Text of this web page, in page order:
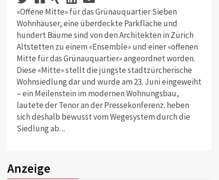
«Offene Mitte» für das Grünauquartier Sieben
Wohnhäuser, eine überdeckte Parkfläche und
hundert Bäume sind von den Architekten in Zürich
Altstetten zu einem «Ensemble» und einer «offenen
Mitte für das Grünauquartier» angeordnet worden.
Diese «Mitte» stellt die jüngste stadtzürcherische
Wohnsiedlung dar und wurde am 23. Juni eingeweiht
– ein Meilenstein im modernen Wohnungsbau,
lautete der Tenor an der Pressekonferenz. heben
sich deshalb bewusst vom Wegesystem durch die
Siedlung ab. ..
Anzeige